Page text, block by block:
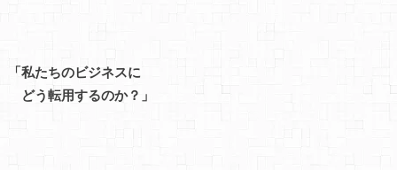
「私たちのビジネスに
どう転用するのか？」